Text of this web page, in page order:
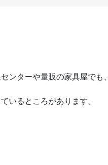
ンターや量販の家具屋でも、
いるところがあります。